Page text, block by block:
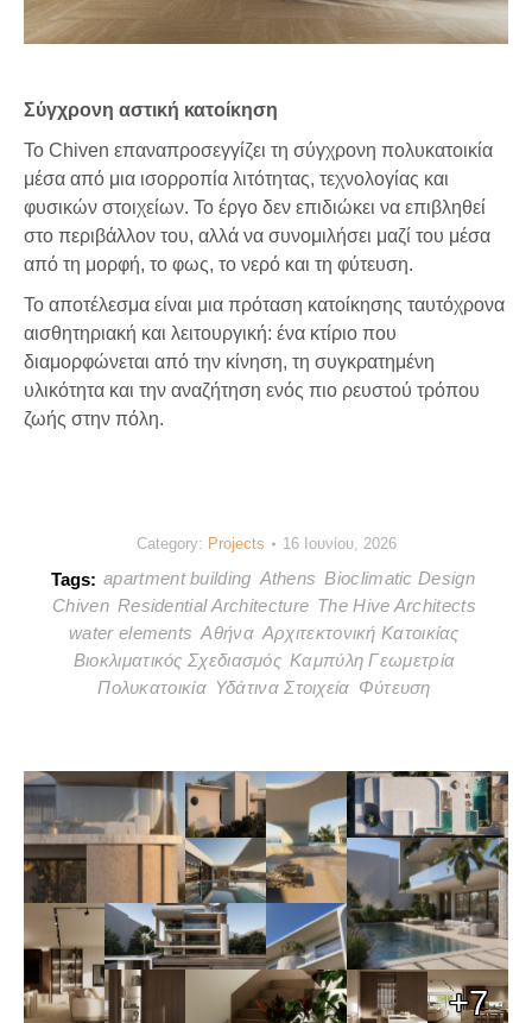
Σύγχρονη αστική κατοίκηση
Το Chiven επαναπροσεγγίζει τη σύγχρονη πολυκατοικία
μέσα από μια ισορροπία λιτότητας, τεχνολογίας και
φυσικών στοιχείων. Το έργο δεν επιδιώκει να επιβληθεί
στο περιβάλλον του, αλλά να συνομιλήσει μαζί του μέσα
από τη μορφή, το φως, το νερό και τη φύτευση.
Το αποτέλεσμα είναι μια πρόταση κατοίκησης ταυτόχρονα
αισθητηριακή και λειτουργική: ένα κτίριο που
διαμορφώνεται από την κίνηση, τη συγκρατημένη
υλικότητα και την αναζήτηση ενός πιο ρευστού τρόπου
ζωής στην πόλη.
Category: Projects 16 Ιουνίου, 2026
Tags: apartment building Athens Bioclimatic Design
Chiven Residential Architecture The Hive Architects
water elements Αθήνα Αρχιτεκτονική Κατοικίας
Βιοκλιματικός Σχεδιασμός Καμπύλη Γεωμετρία
Πολυκατοικία Υδάτινα Στοιχεία Φύτευση
+7